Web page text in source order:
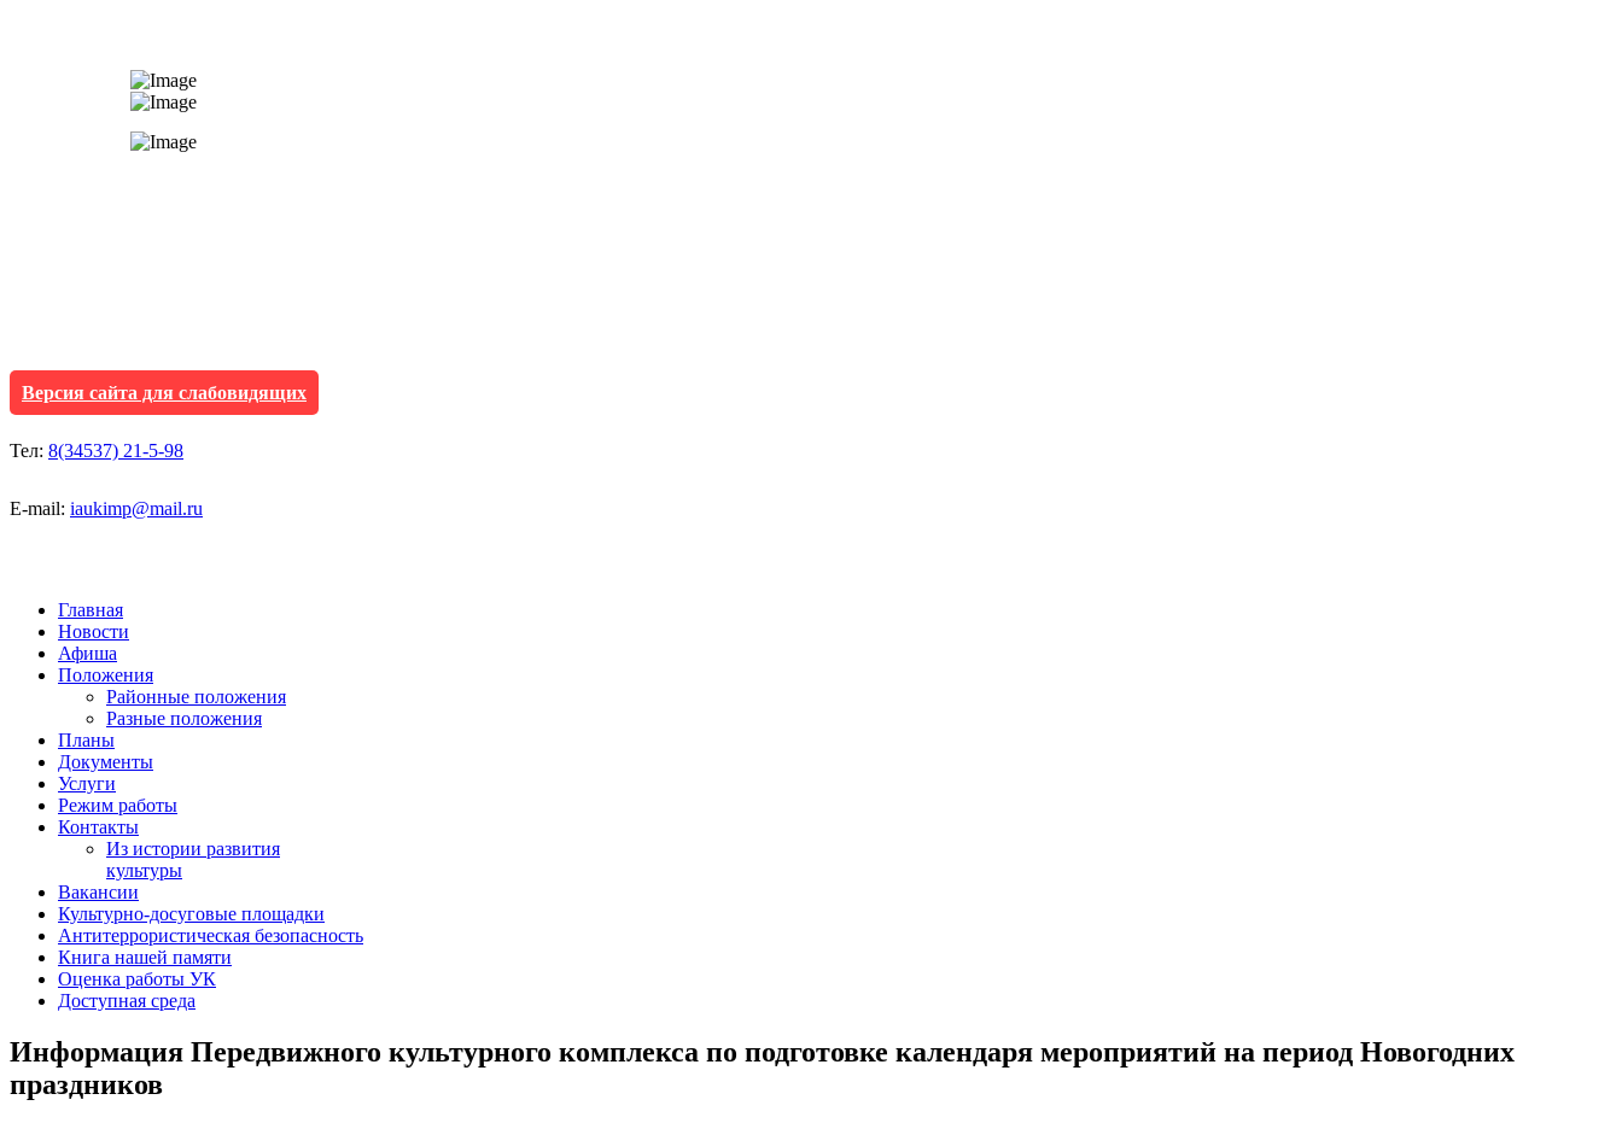
Версия сайта для слабовидящих
Тел: 8(34537) 21-5-98
E-mail: iaukimp@mail.ru
Главная
Новости
Афиша
Положения
Районные положения
Разные положения
Планы
Документы
Услуги
Режим работы
Контакты
Из истории развития
культуры
Вакансии
Культурно-досуговые площадки
Антитеррористическая безопасность
Книга нашей памяти
Оценка работы УК
Доступная среда
Информация Передвижного культурного комплекса по подготовке календаря мероприятий на период Новогодних
праздников